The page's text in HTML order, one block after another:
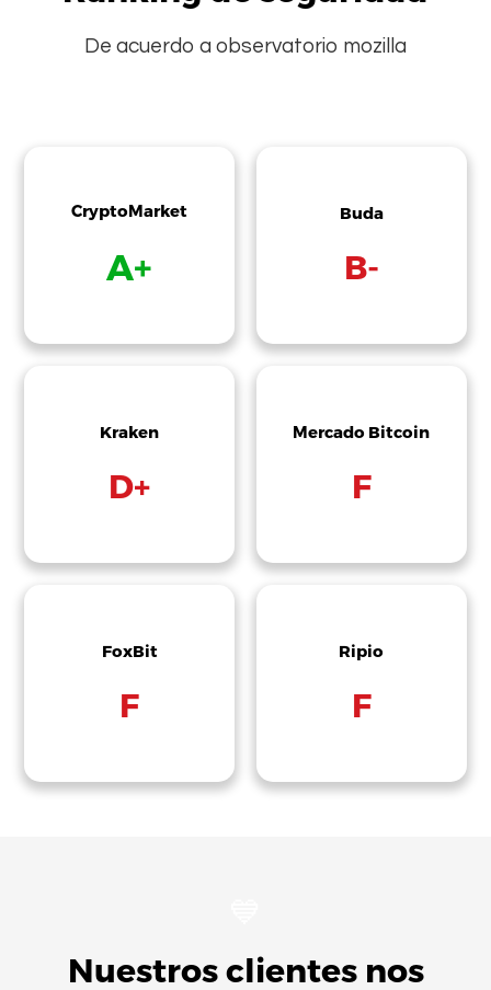
De acuerdo a observatorio mozilla
CryptoMarket
A+
Buda
B-
Kraken
D+
Mercado Bitcoin
F
FoxBit
F
Ripio
F
Nuestros clientes nos